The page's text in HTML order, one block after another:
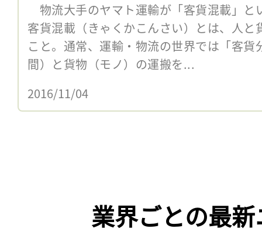
物流大手のヤマト運輸が「客貨混載」と
客貨混載（きゃくかこんさい）とは、人
こと。通常、運輸・物流の世界では「客
間）と貨物（モノ）の運搬を...
2016/11/04
業界ごとの最